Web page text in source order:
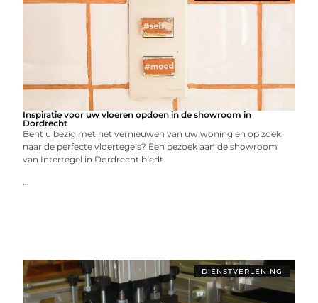
Inspiratie voor uw vloeren opdoen in de showroom in
Dordrecht
Bent u bezig met het vernieuwen van uw woning en op zoek
naar de perfecte vloertegels? Een bezoek aan de showroom
van Intertegel in Dordrecht biedt
...
DIENSTVERLENING